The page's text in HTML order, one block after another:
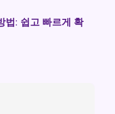
법: 쉽고 빠르게 확